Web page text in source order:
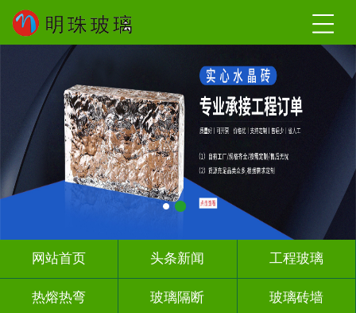
网站首页 头条新闻 工程玻璃
热熔热弯 玻璃隔断 玻璃砖墙